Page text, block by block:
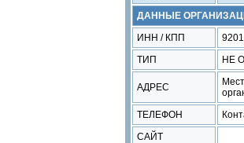
ДАННЫЕ
ИНН / КПП
ТИП
НЕ
АДРЕС
ТЕЛЕФОН
САЙТ